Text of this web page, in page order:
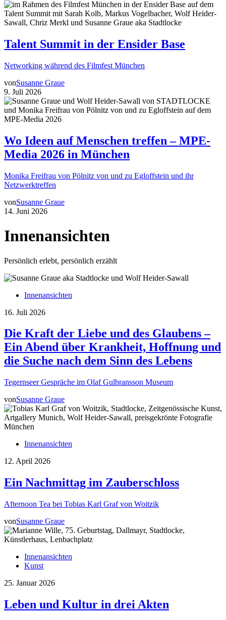
Talent Summit in der Ensider Base
Networking während des Filmfest München
vonSusanne Graue
9. Juli 2026
Wo Ideen auf Menschen treffen – MPE-
Media 2026 in München
Monika Freifrau von Pölnitz von und zu Egloffstein und ihr
Netzwerktreffen
vonSusanne Graue
14. Juni 2026
Innenansichten
Persönlich erlebt, persönlich erzählt
Innenansichten
16. Juli 2026
Die Kraft der Liebe und des Glaubens –
Ein Abend über Krankheit, Hoffnung und
die Suche nach dem Sinn des Lebens
Tegernseer Gespräche im Olaf Gulbransson Museum
vonSusanne Graue
Innenansichten
12. April 2026
Ein Nachmittag im Zauberschloss
Afternoon Tea bei Tobias Karl Graf von Woitzik
vonSusanne Graue
Innenansichten
Kunst
25. Januar 2026
Leben und Kultur in drei Akten